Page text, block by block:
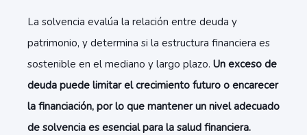
La solvencia evalúa la relación entre deuda y
patrimonio, y determina si la estructura financiera es
sostenible en el mediano y largo plazo. Un exceso de
deuda puede limitar el crecimiento futuro o encarecer
la financiación, por lo que mantener un nivel adecuado
de solvencia es esencial para la salud financiera.